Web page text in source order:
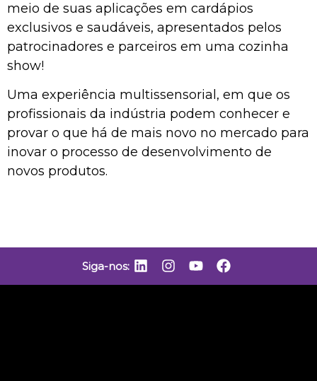
meio de suas aplicações em cardápios
exclusivos e saudáveis, apresentados pelos
patrocinadores e parceiros em uma cozinha
show!
Uma experiência multissensorial, em que os
profissionais da indústria podem conhecer e
provar o que há de mais novo no mercado para
inovar o processo de desenvolvimento de
novos produtos.
Siga-nos: